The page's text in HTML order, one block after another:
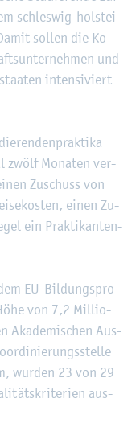
schles­wig-hol­stei­
sol­len die Ko­
und
in­ten­si­viert
zwölf Mo­na­ten ver­
Zu­schuss von
einen Zu­
ein Prak­ti­kan­ten­
EU-Bil­dungs­pro­
von 7,2 Mil­lio­
Aka­de­mi­schen Aus­
wur­den 23 von 29
aus­